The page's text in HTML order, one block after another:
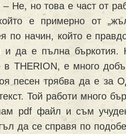
– Не, но това е част от
е примерно от
по начин, който е
и да е пълна бъркотия.
в THERION, е много
песен трябва да е за
Той работи много
pdf файл и съм
да се справя по